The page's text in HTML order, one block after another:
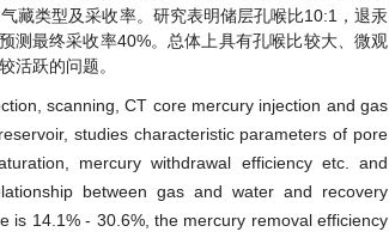
藏类型及采收率。研究表明储层孔喉比10:1，退汞
测最终采收率40%。总体上具有孔喉比较大、微观
活跃的问题。
scanning, CT core mercury injection and gas
studies characteristic parameters of pore
mercury withdrawal efficiency etc. and
between gas and water and recovery
is 14.1% - 30.6%, the mercury removal efficiency